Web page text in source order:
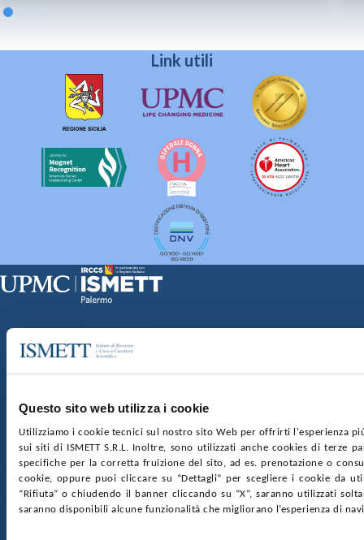
Questo sito web utilizza i cookie
Utilizziamo i cookie tecnici sul nostro sito Web per offrirti l'esperienza
sui siti di ISMETT S.R.L. Inoltre, sono utilizzati anche cookies di terze
specifiche per la corretta fruizione del sito, ad es. prenotazione o
cookie, oppure puoi cliccare su “Dettagli” per scegliere i cookie da
“Rifiuta” o chiudendo il banner cliccando su “X”, saranno utilizzati
saranno disponibili alcune funzionalità che migliorano l’esperienza di
Link utili
Via Discesa dei Giudici 4 90133 Palermo
nr. REA PA-201818 P.I. 04544550827
SOCIETÀ TRASPARENTE WHISTLEBLOWING
GARE E CONTRATTIPRIVACYCOOKIE POLICY
SOSTIENICIMAPPA DEL SITOACCESSIBILITÀ
CONTATTI